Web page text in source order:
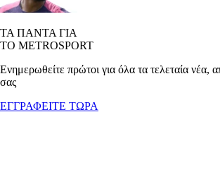
ΤΑ ΠΑΝΤΑ ΓΙΑ
ΤΟ METROSPORT
Ενημερωθείτε πρώτοι για όλα τα τελεταία νέα,
σας
ΕΓΓΡΑΦΕΙΤΕ ΤΩΡΑ